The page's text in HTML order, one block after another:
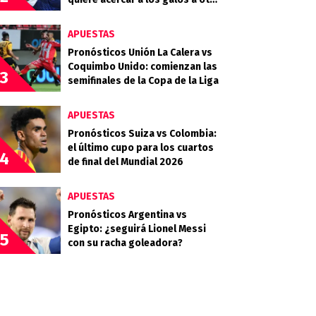
3
APUESTAS
Pronósticos Unión La Calera vs
Coquimbo Unido: comienzan las
semifinales de la Copa de la Liga
4
APUESTAS
Pronósticos Suiza vs Colombia:
el último cupo para los cuartos
de final del Mundial 2026
5
APUESTAS
Pronósticos Argentina vs
Egipto: ¿seguirá Lionel Messi
con su racha goleadora?